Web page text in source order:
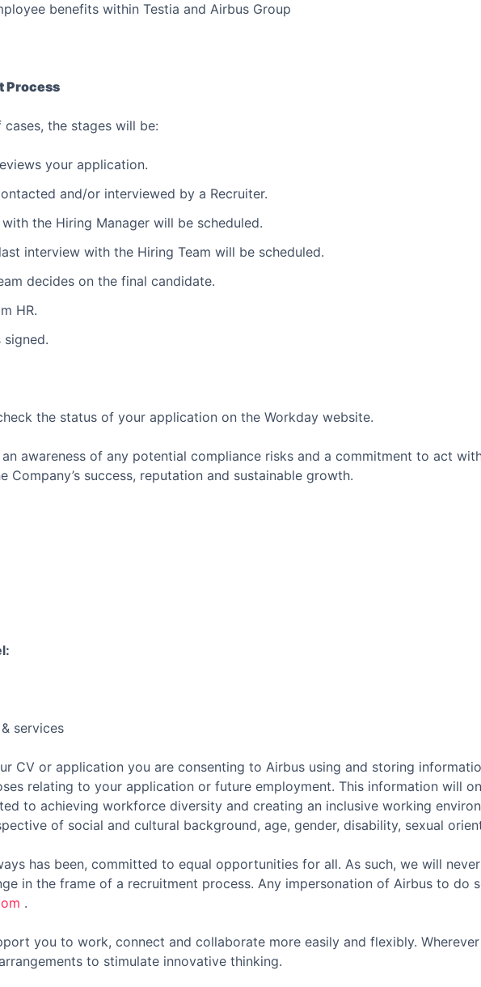
benefits within Testia and Airbus Group
Process
the stages will be:
your application.
and/or interviewed by a Recruiter.
the Hiring Manager will be scheduled.
interview with the Hiring Team will be scheduled.
decides on the final candidate.
HR.
the status of your application on the Workday website.
awareness of any potential compliance risks and a commitment to act
Company’s success, reputation and sustainable growth.
services
CV or application you are consenting to Airbus using and storing
relating to your application or future employment. This information will
to achieving workforce diversity and creating an inclusive working
of social and cultural background, age, gender, disability, sexual
has been, committed to equal opportunities for all. As such, we will
in the frame of a recruitment process. Any impersonation of Airbus to do
.
you to work, connect and collaborate more easily and flexibly.
to stimulate innovative thinking.